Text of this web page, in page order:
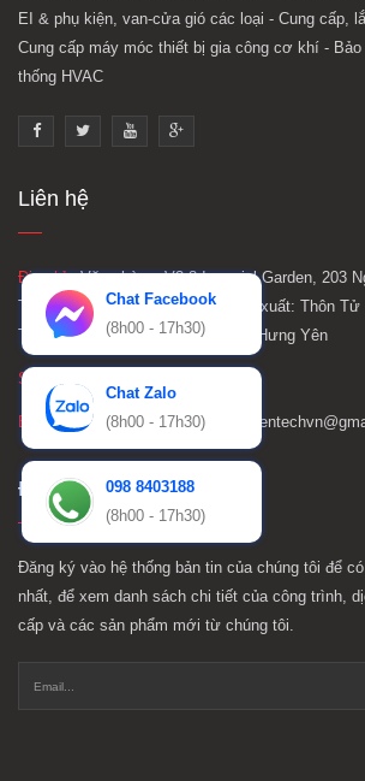
Chat Facebook
(8h00 - 17h30)
Chat Zalo
(8h00 - 17h30)
098 8403188
(8h00 - 17h30)
EI & phụ kiện, van-cửa gió các loại - Cung cấp,
Cung cấp máy móc thiết bị gia công cơ khí -
thống HVAC
Liên hệ
Địa chỉ :Văn phòng: V3.8 Imperial Garden, 203
Thanh Xuân, Hà Nội Nhà máy sản xuất: Thôn
Thường Kiệt, huyện Yên Mỹ, tỉnh Hưng Yên
SĐT :
Email : Pentech@pentechvn.vn;
Đăng ký nhận tin
Đăng ký vào hệ thống bản tin của chúng tôi để
nhất, để xem danh sách chi tiết của công trình,
cấp và các sản phẩm mới từ chúng tôi.